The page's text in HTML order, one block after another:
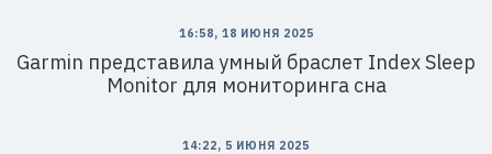
16:58, 18 ИЮНЯ 2025
Garmin представила умный браслет Index Sleep
Monitor для мониторинга сна
14:22, 5 ИЮНЯ 2025